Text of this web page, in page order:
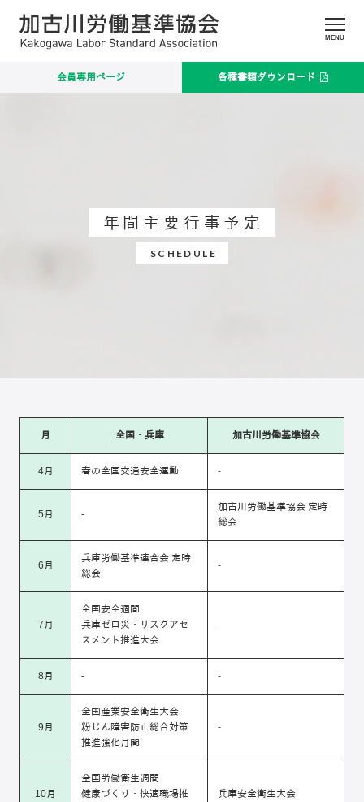
MENU
会員専用ページ 各種書類ダウンロード
年間主要行事予定
SCHEDULE
月 全国・兵庫 加古川労働基準協会
4月 春の全国交通安全運動 -
5月 -
加古川労働基準協会 定時
総会
6月
兵庫労働基準連合会 定時
総会
-
7月
全国安全週間
兵庫ゼロ災・リスクアセ
スメント推進大会
-
8月 - -
9月
全国産業安全衛生大会
粉じん障害防止総合対策
推進強化月間
-
10月
全国労働衛生週間
健康づくり・快適職場推
兵庫安全衛生大会